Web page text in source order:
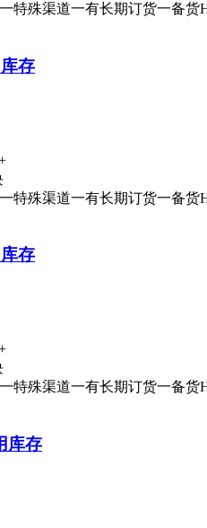
特殊渠道一有长期订货一备货
存
特殊渠道一有长期订货一备货
存
特殊渠道一有长期订货一备货
库存